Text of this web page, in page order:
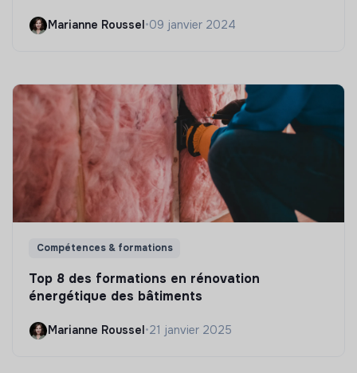
Marianne Roussel •09 janvier 2024
Compétences & formations
Top 8 des formations en rénovation
énergétique des bâtiments
Marianne Roussel•21 janvier 2025